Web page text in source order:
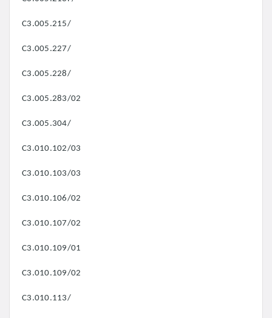
C3.005.215/
C3.005.227/
C3.005.228/
C3.005.283/02
C3.005.304/
C3.010.102/03
C3.010.103/03
C3.010.106/02
C3.010.107/02
C3.010.109/01
C3.010.109/02
C3.010.113/